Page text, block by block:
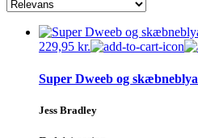
229,95 kr.
Super Dweeb og
Jess Bradley